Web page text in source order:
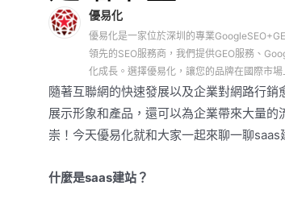
優易化
優易化是一家位於深圳的專業
領先的SEO服務商，我們提供GEO服務、
化成長。選擇優易化，讓您的品牌在國際市場
隨著互聯網的快速發展以及企業對網路行
展示形象和產品，還可以為企業帶來大量
崇！今天優易化就和大家一起來聊一聊saas
什麼是saas建站？